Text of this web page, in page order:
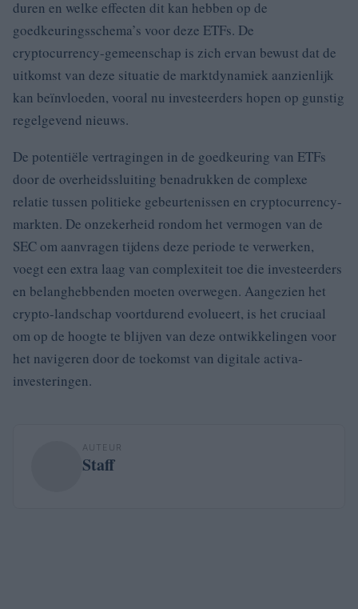
duren en welke effecten dit kan hebben op de
goedkeuringsschema’s voor deze ETFs. De
cryptocurrency-gemeenschap is zich ervan bewust dat de
uitkomst van deze situatie de marktdynamiek aanzienlijk
kan beïnvloeden, vooral nu investeerders hopen op gunstig
regelgevend nieuws.
De potentiële vertragingen in de goedkeuring van ETFs
door de overheidssluiting benadrukken de complexe
relatie tussen politieke gebeurtenissen en cryptocurrency-
markten. De onzekerheid rondom het vermogen van de
SEC om aanvragen tijdens deze periode te verwerken,
voegt een extra laag van complexiteit toe die investeerders
en belanghebbenden moeten overwegen. Aangezien het
crypto-landschap voortdurend evolueert, is het cruciaal
om op de hoogte te blijven van deze ontwikkelingen voor
het navigeren door de toekomst van digitale activa-
investeringen.
AUTEUR
Staff